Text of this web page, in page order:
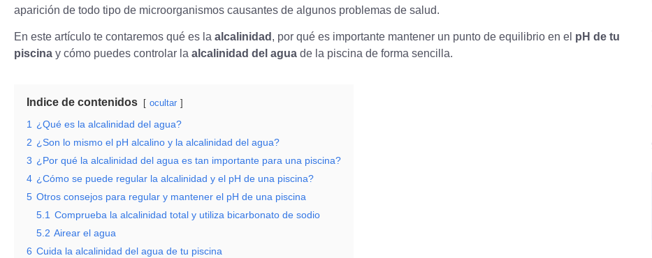
aparición de todo tipo de microorganismos causantes de algunos problemas de salud.
En este artículo te contaremos qué es la alcalinidad , por qué es importante mantener un punto de equilibrio en el pH de tu
piscina y cómo puedes controlar la alcalinidad del agua de la piscina de forma sencilla.
Indice de contenidos ocultar
1
¿Qué es la alcalinidad del agua?
2 ¿Son lo mismo el pH alcalino y la alcalinidad del agua?
3 ¿Por qué la alcalinidad del agua es tan importante para una piscina?
4 ¿Cómo se puede regular la alcalinidad y el pH de una piscina?
5 Otros consejos para regular y mantener el pH de una piscina
5.1 Comprueba la alcalinidad total y utiliza bicarbonato de sodio
5.2 Airear el agua
6 Cuida la alcalinidad del agua de tu piscina